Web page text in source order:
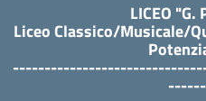
LICEO "G.
Liceo Classico/Musicale/